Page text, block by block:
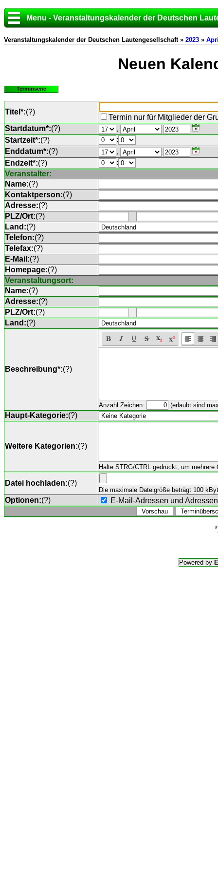
Menu - Veranstaltungskalender der Deutschen
Veranstaltungskalender der Deutschen Lautengesellschaft » 2023 »
Neuen
Terminserie
Titel*:(?)
Termin nur für Mitglieder der
Startdatum*:(?)
.
Startzeit*:(?)
:
Enddatum*:(?)
.
Endzeit*:(?)
:
Veranstalter:
Name:(?)
Kontaktperson:(?)
Adresse:(?)
PLZ/Ort:(?)
Land:(?)
Telefon:(?)
Telefax:(?)
E-Mail:(?)
Homepage:(?)
Veranstaltungsort:
Name:(?)
Adresse:(?)
PLZ/Ort:(?)
Land:(?)
Beschreibung*:(?)
Anzahl Zeichen: (erlaubt sind
Haupt-Kategorie:(?)
Weitere Kategorien:(?)
Halte STRG/CTRL gedrückt, um mehrere
Datei hochladen:(?)
Die maximale Dateigröße beträgt 100
Optionen:(?) E-Mail-Adressen und
Powered by